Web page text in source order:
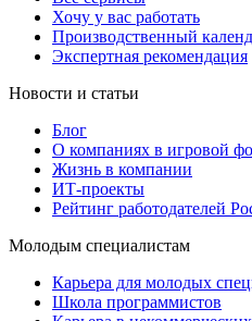
Хочу у вас работать
Производственный
Экспертная рекомендация
Новости и статьи
Блог
О компаниях в игровой
Жизнь в компании
ИТ-проекты
Рейтинг работодателей
Молодым специалистам
Карьера для молодых
Школа программистов